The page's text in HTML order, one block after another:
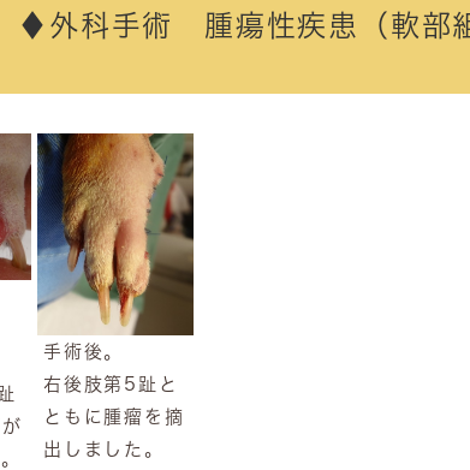
外科手術 腫瘍性疾患（軟部
手術後。
右後肢第5趾と
ともに腫瘤を摘
出しました。